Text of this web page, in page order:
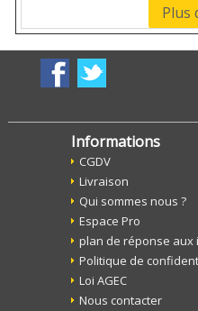
Plus
Informations
CGDV
Livraison
Qui sommes nous ?
Espace Pro
plan de réponse aux
Politique de
Loi AGEC
Nous contacter